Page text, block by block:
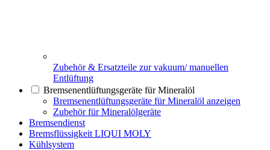
Zubehör & Ersatzteile zur vakuum/ manuellen
Entlüftung
Bremsenentlüftungsgeräte für Mineralöl
Bremsenentlüftungsgeräte für Mineralöl anzeigen
Zubehör für Mineralölgeräte
Bremsendienst
Bremsflüssigkeit LIQUI MOLY
Kühlsystem